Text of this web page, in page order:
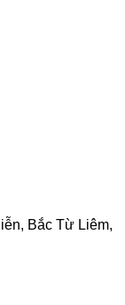
Bắc Từ Liêm,